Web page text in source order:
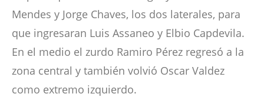
Mendes y Jorge Chaves, los dos laterales, para
que ingresaran Luis Assaneo y Elbio Capdevila.
En el medio el zurdo Ramiro Pérez regresó a la
zona central y también volvió Oscar Valdez
como extremo izquierdo.